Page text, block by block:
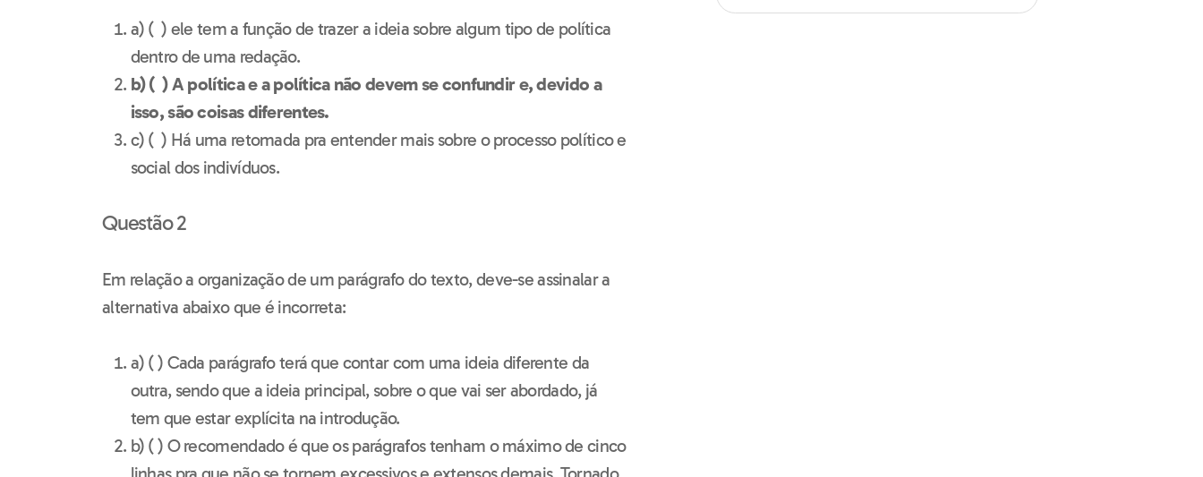
a) ( ) ele tem a função de trazer a ideia sobre algum tipo de política
dentro de uma redação.
b) ( ) A política e a política não devem se confundir e, devido a
isso, são coisas diferentes.
c) ( ) Há uma retomada pra entender mais sobre o processo político e
social dos indivíduos.
Questão 2
Em relação a organização de um parágrafo do texto, deve-se assinalar a
alternativa abaixo que é incorreta:
a) ( ) Cada parágrafo terá que contar com uma ideia diferente da
outra, sendo que a ideia principal, sobre o que vai ser abordado, já
tem que estar explícita na introdução.
b) ( ) O recomendado é que os parágrafos tenham o máximo de cinco